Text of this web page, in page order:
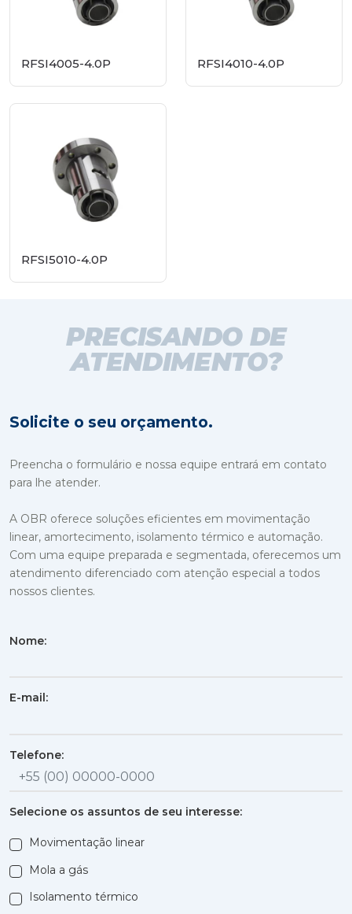
RFSI4005-4.0P RFSI4010-4.0P
RFSI5010-4.0P
PRECISANDO DE
ATENDIMENTO?
Solicite o seu orçamento.
Preencha o formulário e nossa equipe entrará em contato
para lhe atender.
A OBR oferece soluções eficientes em movimentação
linear, amortecimento, isolamento térmico e automação.
Com uma equipe preparada e segmentada, oferecemos um
atendimento diferenciado com atenção especial a todos
nossos clientes.
Nome:
E-mail:
Telefone:
Selecione os assuntos de seu interesse:
Movimentação linear
Mola a gás
Isolamento térmico